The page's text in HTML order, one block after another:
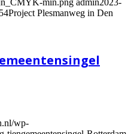
min.png admin2023-
Project Plesmanweg in Den
wp-